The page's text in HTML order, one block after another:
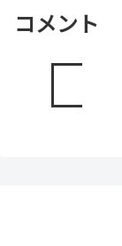
コメント